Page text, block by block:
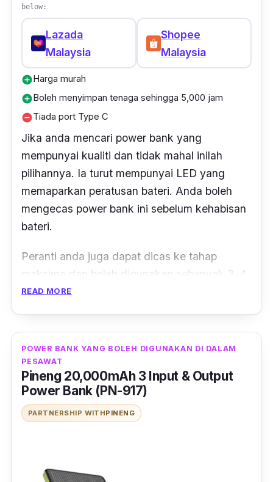
below:
Lazada
Malaysia
Shopee
Malaysia
add_circleHarga murah
add_circleBoleh menyimpan tenaga sehingga 5,000 jam
remove_circleTiada port Type C
Jika anda mencari power bank yang
mempunyai kualiti dan tidak mahal inilah
pilihannya. Ia turut mempunyai LED yang
memaparkan peratusan bateri. Anda boleh
mengecas power bank ini sebelum kehabisan
bateri.
Peranti anda juga dapat dicas ke tahap
maksima dan boleh digunakan sebanyak 3-4
kali sehari.
READ MORE
POWER BANK YANG BOLEH DIGUNAKAN DI DALAM
PESAWAT
Pineng 20,000mAh 3 Input & Output
Power Bank (PN-917)
PARTNERSHIP WITHPINENG